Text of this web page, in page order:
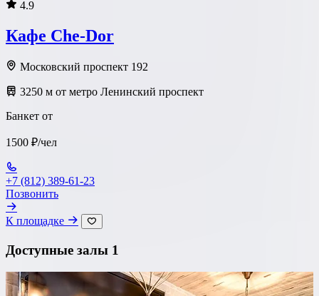
4.9
Кафе Che-Dor
Московский проспект 192
3250 м от метро Ленинский проспект
Банкет от
1500 ₽/чел
+7 (812) 389-61-23
Позвонить
К площадке
Доступные залы 1